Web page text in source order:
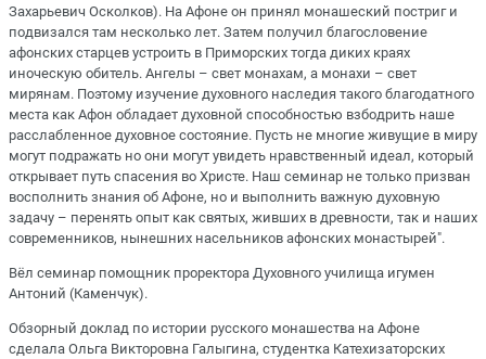
Захарьевич Осколков). На Афоне он принял монашеский постриг и
подвизался там несколько лет. Затем получил благословение
афонских старцев устроить в Приморских тогда диких краях
иноческую обитель. Ангелы – свет монахам, а монахи – свет
мирянам. Поэтому изучение духовного наследия такого благодатного
места как Афон обладает духовной способностью взбодрить наше
расслабленное духовное состояние. Пусть не многие живущие в миру
могут подражать но они могут увидеть нравственный идеал, который
открывает путь спасения во Христе. Наш семинар не только призван
восполнить знания об Афоне, но и выполнить важную духовную
задачу – перенять опыт как святых, живших в древности, так и наших
современников, нынешних насельников афонских монастырей".
Вёл семинар помощник проректора Духовного училища игумен
Антоний (Каменчук).
Обзорный доклад по истории русского монашества на Афоне
сделала Ольга Викторовна Галыгина, студентка Катехизаторских